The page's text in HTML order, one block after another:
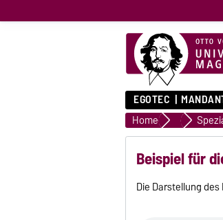
EGOTEC
Home Module
Beispiel für
Die Darstellung